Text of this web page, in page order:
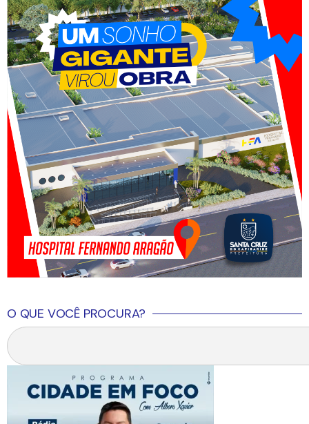
O QUE VOCÊ PROCURA?